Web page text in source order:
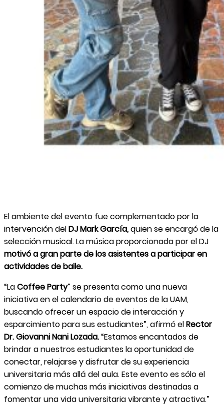
El ambiente del evento fue complementado por la
intervención delDJ Mark García,quien se encargó de la
selección musical. La música proporcionada por el DJ
motivó a gran parte de los asistentes a participar en
actividades de baile.
“LaCoffee Party” se presenta como una nueva
iniciativa en el calendario de eventos de la UAM,
buscando ofrecer un espacio de interacción y
esparcimiento para sus estudiantes”, afirmó elRector
Dr. Giovanni Nani Lozada.“Estamos encantados de
brindar a nuestros estudiantes la oportunidad de
conectar, relajarse y disfrutar de su experiencia
universitaria más allá del aula. Este evento es sólo el
comienzo de muchas más iniciativas destinadas a
fomentar una vida universitaria vibrante y atractiva.”